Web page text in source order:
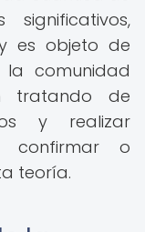
es objeto de
comunidad
tratando de
y realizar
confirmar o
teoría.